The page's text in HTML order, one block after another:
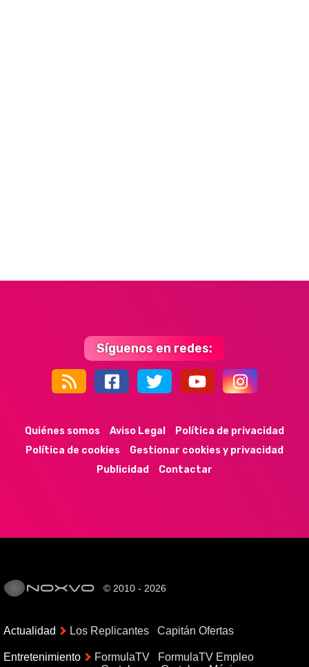
Síguenos en redes:
Quiénes somos Aviso Legal
Política de privacidad
Política de cookies
Gestionar cookies y privacidad
Publicidad
Contactar
© 2010 - 2026
Actualidad Los Replicantes Capitán Ofertas
Entretenimiento FormulaTV
FormulaTV Empleo